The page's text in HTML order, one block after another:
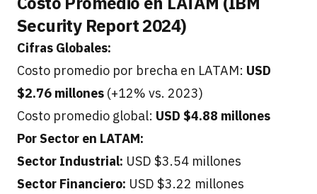
Security Report 2024)
Cifras Globales:
Costo promedio por brecha en LATAM: USD
$2.76 millones (+12% vs. 2023)
Costo promedio global: USD $4.88 millones
Por Sector en LATAM:
Sector Industrial: USD $3.54 millones
Sector Financiero: USD $3.22 millones